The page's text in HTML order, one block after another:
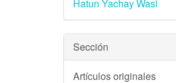
Hatun Yachay Wasi
Sección
Artículos originales